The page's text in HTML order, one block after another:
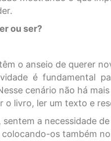
ou ser?
o anseio de querer
é fundamental
cenário não há
o livro, ler um texto e
a necessidade
os também